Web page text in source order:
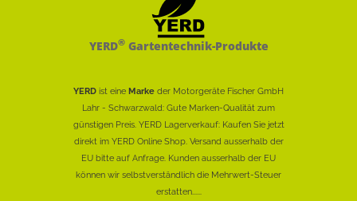
YERD®Gartentechnik-Produkte
YERD ist eine Marke der Motorgeräte Fischer GmbH
Lahr - Schwarzwald: Gute Marken-Qualität zum
günstigen Preis. YERD Lagerverkauf: Kaufen Sie jetzt
direkt im YERD Online Shop. Versand ausserhalb der
EU bitte auf Anfrage. Kunden ausserhalb der EU
können wir selbstverständlich die Mehrwert-Steuer
erstatten......